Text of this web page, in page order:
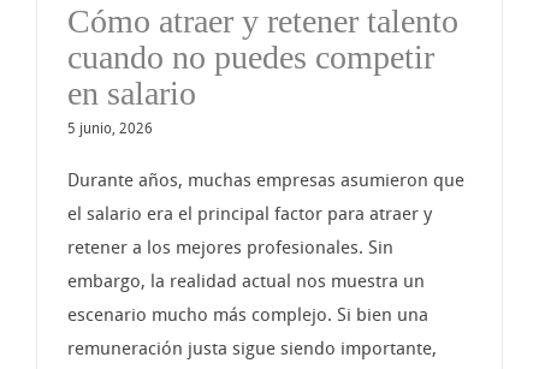
Cómo atraer y retener talento
cuando no puedes competir
en salario
5 junio, 2026
Durante años, muchas empresas asumieron que
el salario era el principal factor para atraer y
retener a los mejores profesionales. Sin
embargo, la realidad actual nos muestra un
escenario mucho más complejo. Si bien una
remuneración justa sigue siendo importante,